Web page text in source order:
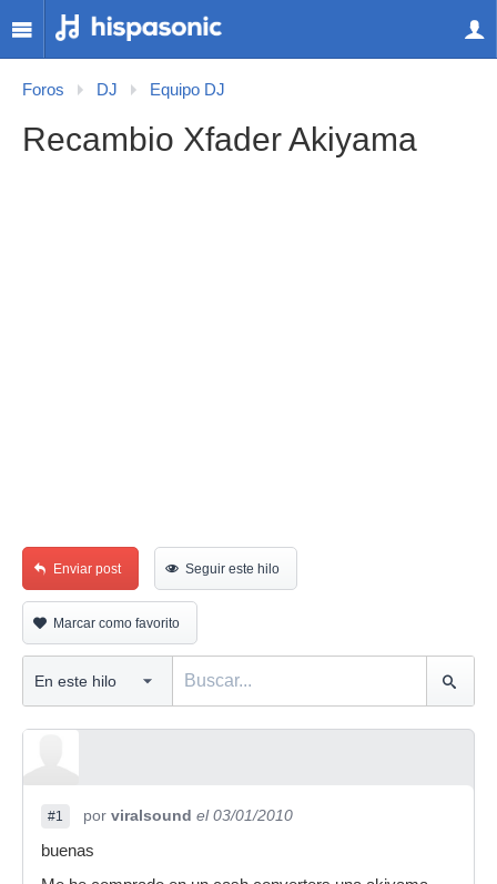
Foros DJ Equipo DJ
Recambio Xfader Akiyama
Enviar post Seguir este hilo
Marcar como favorito
#1 por viralsound el 03/01/2010
buenas